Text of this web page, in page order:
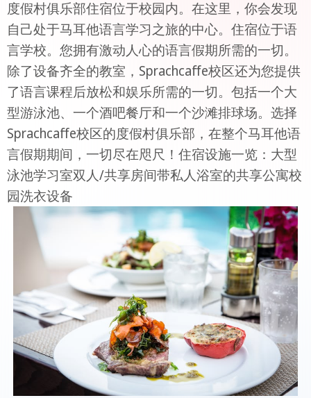
度假村俱乐部住宿位于校园内。在这里，你会发现
自己处于马耳他语言学习之旅的中心。住宿位于语
言学校。您拥有激动人心的语言假期所需的一切。
除了设备齐全的教室，Sprachcaffe校区还为您提供
了语言课程后放松和娱乐所需的一切。包括一个大
型游泳池、一个酒吧餐厅和一个沙滩排球场。选择
Sprachcaffe校区的度假村俱乐部，在整个马耳他语
言假期期间，一切尽在咫尺！住宿设施一览：大型
泳池学习室双人/共享房间带私人浴室的共享公寓校
园洗衣设备